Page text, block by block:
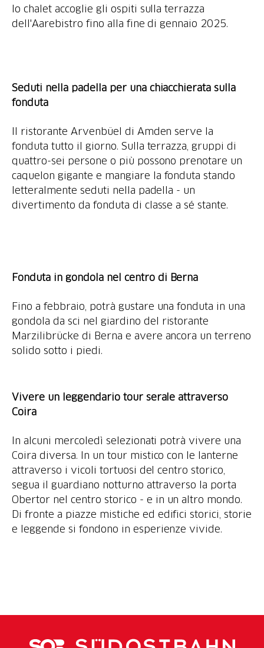
lo chalet accoglie gli ospiti sulla terrazza
dell'Aarebistro fino alla fine di gennaio 2025.
Seduti nella padella per una chiacchierata sulla
fonduta
Il ristorante Arvenbüel di Amden serve la
fonduta tutto il giorno. Sulla terrazza, gruppi di
quattro-sei persone o più possono prenotare un
caquelon gigante e mangiare la fonduta stando
letteralmente seduti nella padella - un
divertimento da fonduta di classe a sé stante.
Fonduta in gondola nel centro di Berna
Fino a febbraio, potrà gustare una fonduta in una
gondola da sci nel giardino del ristorante
Marzilibrücke di Berna e avere ancora un terreno
solido sotto i piedi.
Vivere un leggendario tour serale attraverso
Coira
In alcuni mercoledì selezionati potrà vivere una
Coira diversa. In un tour mistico con le lanterne
attraverso i vicoli tortuosi del centro storico,
segua il guardiano notturno attraverso la porta
Obertor nel centro storico - e in un altro mondo.
Di fronte a piazze mistiche ed edifici storici, storie
e leggende si fondono in esperienze vivide.